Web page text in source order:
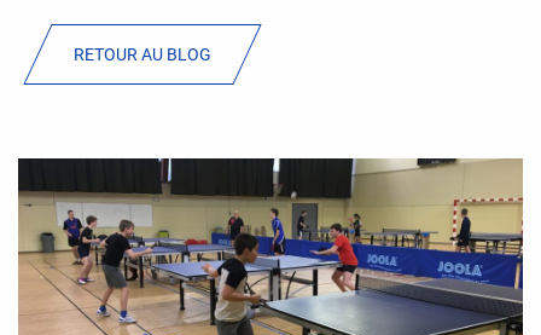
RETOUR AU BLOG